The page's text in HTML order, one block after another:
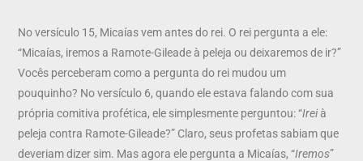
No versículo 15, Micaías vem antes do rei. O rei pergunta a ele:
“Micaías, iremos a Ramote-Gileade à peleja ou deixaremos de ir?”
Vocês perceberam como a pergunta do rei mudou um
pouquinho? No versículo 6, quando ele estava falando com sua
própria comitiva profética, ele simplesmente perguntou: “Ireià
peleja contra Ramote-Gileade?” Claro, seus profetas sabiam que
deveriam dizer sim. Mas agora ele pergunta a Micaías, “Iremos”